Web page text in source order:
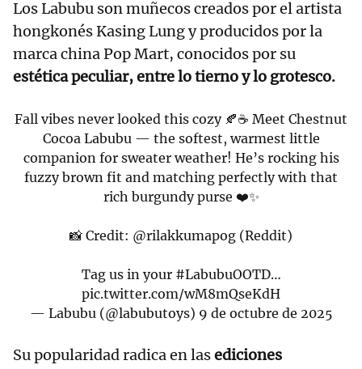
Los Labubu son muñecos creados por el artista
hongkonés Kasing Lung y producidos por la
marca china Pop Mart, conocidos por su
estética peculiar, entre lo tierno y lo grotesco.
Fall vibes never looked this cozy 🍂☕ Meet Chestnut
Cocoa Labubu — the softest, warmest little
companion for sweater weather! He’s rocking his
fuzzy brown fit and matching perfectly with that
rich burgundy purse ❤️✨
📸 Credit: @rilakkumapog (Reddit)
Tag us in your #LabubuOOTD…
pic.twitter.com/wM8mQseKdH
— Labubu (@labubutoys) 9 de octubre de 2025
Su popularidadradica en lasediciones